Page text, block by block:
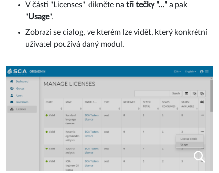
V části "Licenses" klikněte na tři tečky "…" a pak
"Usage".
Zobrazí se dialog, ve kterém lze vidět, který konkrétní
uživatel používá daný modul.